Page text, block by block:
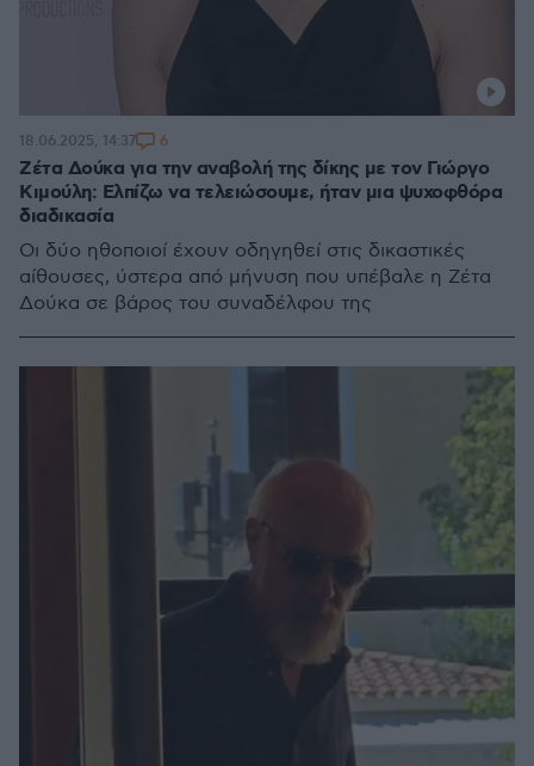
Ζέτα Δούκα για την αναβολή της δίκης με τον Γιώργο
Κιμούλη: Ελπίζω να τελειώσουμε, ήταν μια ψυχοφθόρα
διαδικασία
Οι δύο ηθοποιοί έχουν οδηγηθεί στις δικαστικές
αίθουσες, ύστερα από μήνυση που υπέβαλε η Ζέτα
Δούκα σε βάρος του συναδέλφου της
18.06.2025, 14:37 6